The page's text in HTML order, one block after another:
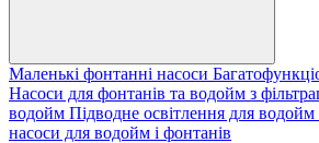
Маленькі фонтанні насоси
Насоси для фонтанів та водойм з
водойм Підводне освітлення для водойм
насоси для водойм і фонтанів